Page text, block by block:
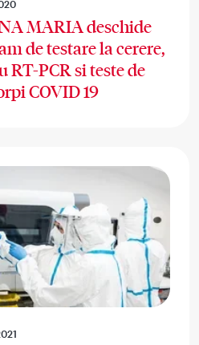
MARIA deschide
de testare la cerere,
RT-PCR si teste de
COVID 19